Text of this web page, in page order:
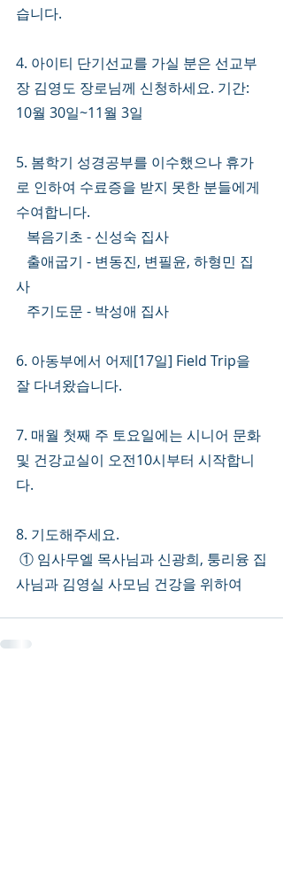
습니다.
4. 아이티 단기선교를 가실 분은 선교부
장 김영도 장로님께 신청하세요. 기간:
10월 30일~11월 3일
5. 봄학기 성경공부를 이수했으나 휴가
로 인하여 수료증을 받지 못한 분들에게
수여합니다.
   복음기초 - 신성숙 집사
사
   주기도문 - 박성애 집사
6. 아동부에서 어제[17일] Field Trip을
잘 다녀왔습니다.
7. 매월 첫째 주 토요일에는 시니어 문화
및 건강교실이 오전10시부터 시작합니
다.
8. 기도해주세요.
사님과 김영실 사모님 건강을 위하여